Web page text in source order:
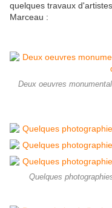
quelques travaux
Marceau :
Deux oeuvres
Quelques